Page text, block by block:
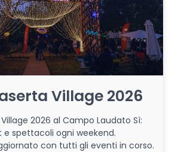
Village 2026
2026 al Campo Laudato Sì:
e spettacoli ogni weekend.
con tutti gli eventi in corso.